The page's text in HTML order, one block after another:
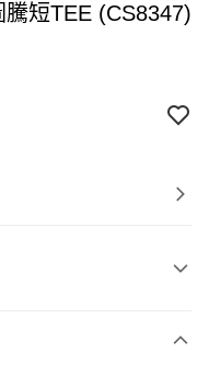
騰短TEE (CS8347)